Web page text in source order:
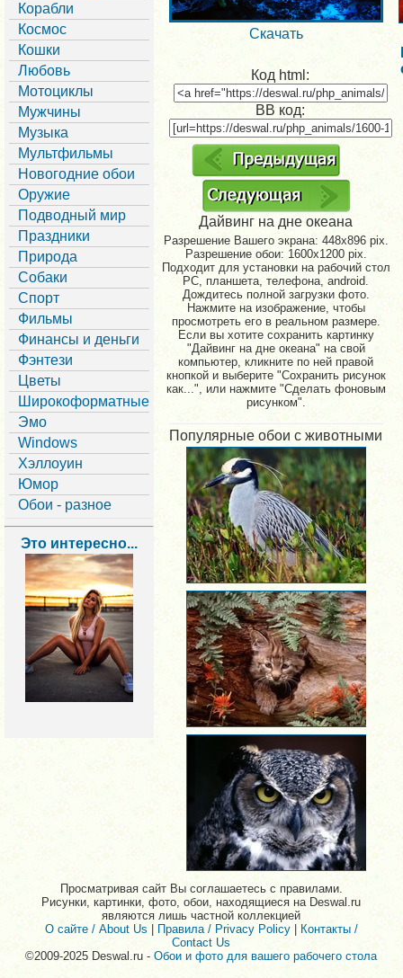
Корабли
Космос
Кошки
Любовь
Мотоциклы
Мужчины
Музыка
Мультфильмы
Новогодние обои
Оружие
Подводный мир
Праздники
Природа
Собаки
Спорт
Фильмы
Финансы и деньги
Фэнтези
Цветы
Широкоформатные
Эмо
Windows
Хэллоуин
Юмор
Обои - разное
Это интересно...
Скачать
Код html:
BB код:
Дайвинг на дне океана
Разрешение Вашего экрана: 448x896 pix.
Разрешение обои: 1600x1200 pix.
Подходит для установки на рабочий стол
PC, планшета, телефона, android.
Дождитесь полной загрузки фото.
Нажмите на изображение, чтобы
просмотреть его в реальном размере.
Если вы хотите сохранить картинку
"Дайвинг на дне океана" на свой
компьютер, кликните по ней правой
кнопкой и выберите "Сохранить рисунок
как...", или нажмите "Сделать фоновым
рисунком".
Популярные обои с животными
Просматривая сайт Вы соглашаетесь с правилами.
Рисунки, картинки, фото, обои, находящиеся на Deswal.ru
являются лишь частной коллекцией
О сайте / About Us
Правила / Privacy Policy|Контакты /
Contact Us
©2009-2025 Deswal.ru -Обои и фото для вашего рабочего стола